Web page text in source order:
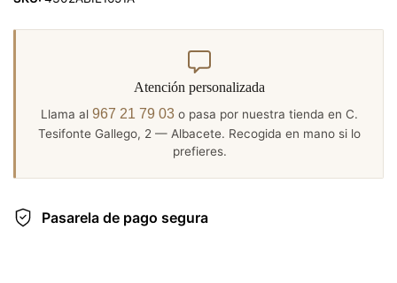
Atención personalizada
Llama al 967 21 79 03 o pasa por nuestra tienda en C.
Tesifonte Gallego, 2 — Albacete. Recogida en mano si lo
prefieres.
Pasarela de pago segura